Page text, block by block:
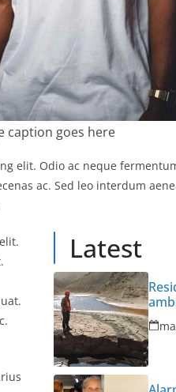
caption goes here
elit. Odio ac neque
ac. Sed leo interdum
Latest